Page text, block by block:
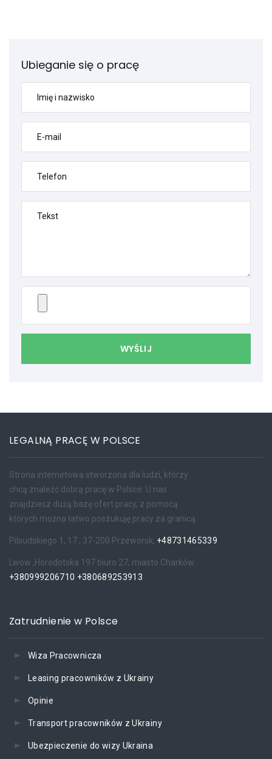
Ubieganie się o pracę
Imię i nazwisko
E-mail
Telefon
Tekst
WYŚLIJ
LEGALNĄ PRACĘ W POLSCE
Strona internetowa stworzona dla ludzi, którzy
chcą znaleźć dobrą pracę w Polsce. U nas
znajdziesz dużą bazę ofert pracy, z pomocą
których można łatwo poszukuję pracy za granicą.
Pilsudskiego 1, 17 , 37-200 Przeworsk, +48731465339
Lwow ,Horodotska 197 biuro 27; miasto Charków.
+380999206710 +380689253913
Zatrudnienie w Polsce
Wiza Pracownicza
Leasing pracowników z Ukrainy
Opinie
Transport pracowników z Ukrainy
Ubezpieczenie do wizy Ukraina